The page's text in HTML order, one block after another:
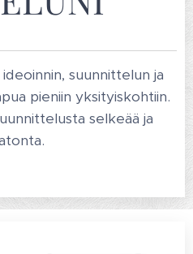
suunnittelun ja
pieniin yksityiskohtiin.
selkeää ja